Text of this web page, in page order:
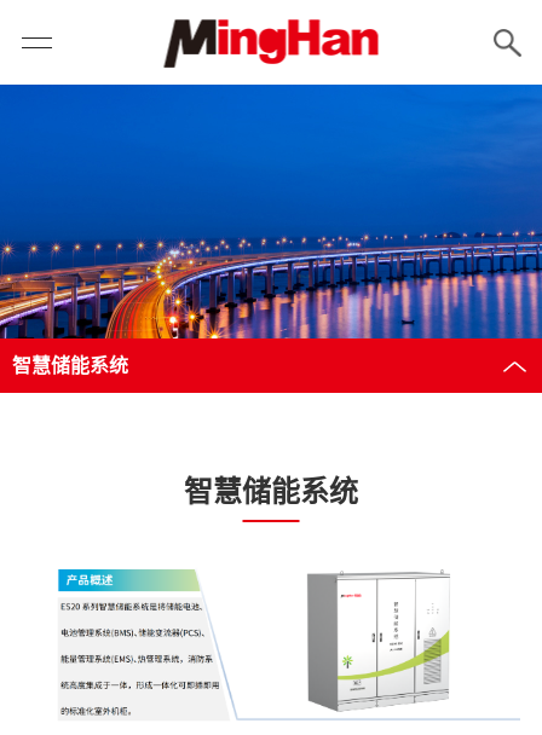
智慧储能系统
智慧储能系统